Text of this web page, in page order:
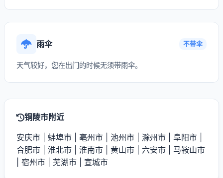
雨伞 不带伞
天气较好，您在出门的时候无须带雨伞。
铜陵市附近
安庆市 蚌埠市 亳州市 池州市 滁州市 阜阳市
合肥市
淮北市 淮南市 黄山市 六安市
马鞍山市
宿州市 芜湖市 宣城市